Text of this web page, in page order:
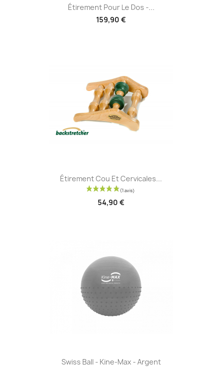
Étirement Pour Le Dos -...
159,90 €
Étirement Cou Et Cervicales...
54,90 €
Swiss Ball - Kine-Max - Argent